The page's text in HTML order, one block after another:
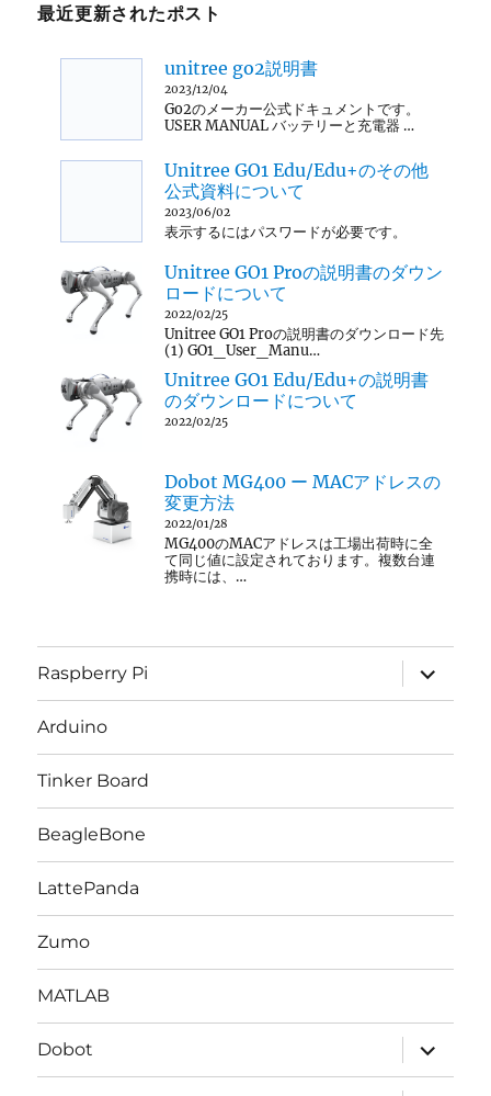
最近更新されたポスト
unitree go2説明書
2023/12/04
Go2のメーカー公式ドキュメントです。
USER MANUAL バッテリーと充電器 …
Unitree GO1 Edu/Edu+のその他
公式資料について
2023/06/02
表示するにはパスワードが必要です。
Unitree GO1 Proの説明書のダウン
ロードについて
2022/02/25
Unitree GO1 Proの説明書のダウンロード先
(1) GO1_User_Manu…
Unitree GO1 Edu/Edu+の説明書
のダウンロードについて
2022/02/25
Dobot MG400 ー MACアドレスの
変更方法
2022/01/28
MG400のMACアドレスは工場出荷時に全
て同じ値に設定されております。複数台連
携時には、…
Raspberry Pi
サ
ブ
メ
ー
開
Arduino
Tinker Board
BeagleBone
LattePanda
Zumo
MATLAB
Dobot
サ
ブ
メ